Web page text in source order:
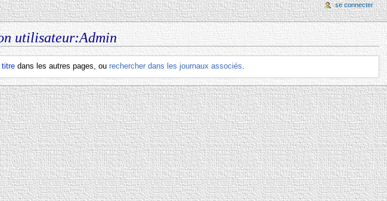
utilisateur:Admin
titre dans les autres pages, ourechercher dans les journaux associés
se connecter